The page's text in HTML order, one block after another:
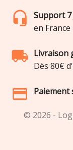
Support 7
en France
Livraison
Dès 80€
Paiement
© 2026 -